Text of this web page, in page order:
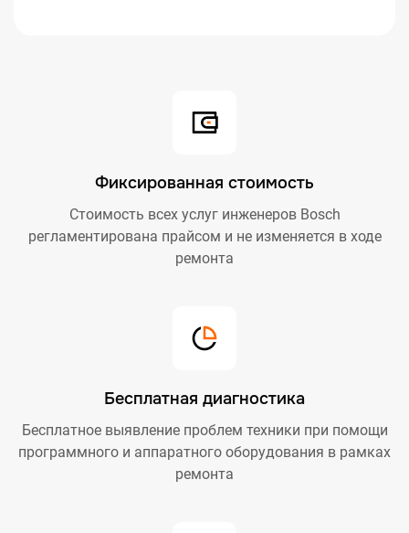
Фиксированная стоимость
Стоимость всех услуг инженеров Bosch
регламентирована прайсом и не изменяется в ходе
ремонта
Бесплатная диагностика
Бесплатное выявление проблем техники при помощи
программного и аппаратного оборудования в рамках
ремонта